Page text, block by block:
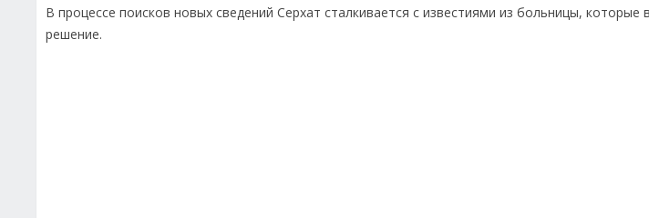
В процессе поисков новых сведений Серхат сталкивается с известиями из больницы,
решение.